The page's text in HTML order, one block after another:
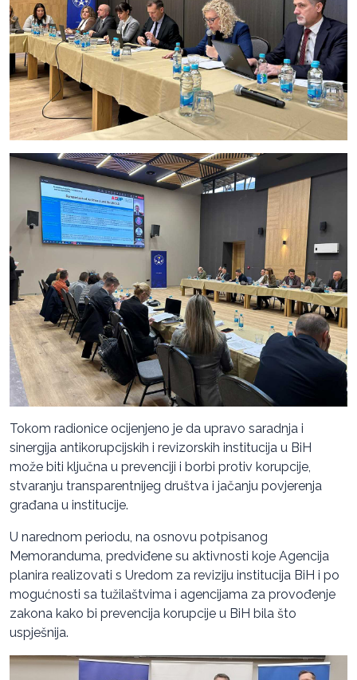
Tokom radionice ocijenjeno je da upravo saradnja i
sinergija antikorupcijskih i revizorskih institucija u BiH
može biti ključna u prevenciji i borbi protiv korupcije,
stvaranju transparentnijeg društva i jačanju povjerenja
građana u institucije.
U narednom periodu, na osnovu potpisanog
Memoranduma, predviđene su aktivnosti koje Agencija
planira realizovati s Uredom za reviziju institucija BiH i po
mogućnosti sa tužilaštvima i agencijama za provođenje
zakona kako bi prevencija korupcije u BiH bila što
uspješnija.